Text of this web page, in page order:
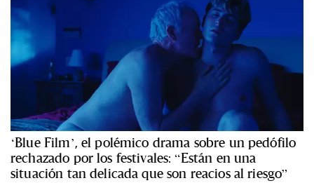
‘Blue Film’, el polémico drama sobre un pedófilo
rechazado por los festivales: “Están en una
situación tan delicada que son reacios al riesgo”